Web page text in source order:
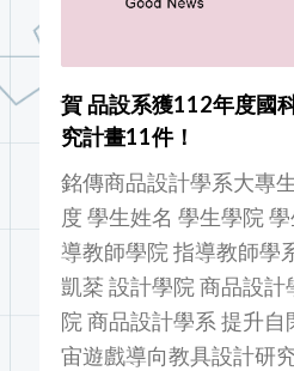
賀 品設系獲112年度國
究計畫11件！
銘傳商品設計學系大專
度 學生姓名 學生學院
導教師學院 指導教師學
凱棻 設計學院 商品設計
院 商品設計學系 提升
宙遊戲導向教具設計研